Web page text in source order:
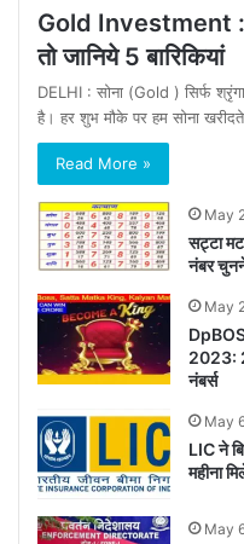
Gold Investment :
तो जानिये 5 बारिकियां
DELHI : सोना (Gold ) सिर्फ
है। हर शुभ मौके पर हम सोना
Read More »
May
सट्टा
नंबर
May
2023:
नंबर्स
May
LIC ने
महीना
May